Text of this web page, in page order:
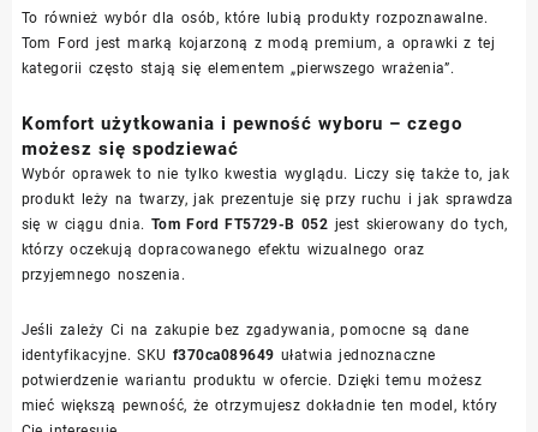
To również wybór dla osób, które lubią produkty rozpoznawalne.
Tom Ford jest marką kojarzoną z modą premium, a oprawki z tej
kategorii często stają się elementem „pierwszego wrażenia”.
Komfort użytkowania i pewność wyboru – czego
możesz się spodziewać
Wybór oprawek to nie tylko kwestia wyglądu. Liczy się także to, jak
produkt leży na twarzy, jak prezentuje się przy ruchu i jak sprawdza
się w ciągu dnia. Tom Ford FT5729-B 052 jest skierowany do tych,
którzy oczekują dopracowanego efektu wizualnego oraz
przyjemnego noszenia.
Jeśli zależy Ci na zakupie bez zgadywania, pomocne są dane
identyfikacyjne. SKU f370ca089649 ułatwia jednoznaczne
potwierdzenie wariantu produktu w ofercie. Dzięki temu możesz
mieć większą pewność, że otrzymujesz dokładnie ten model, który